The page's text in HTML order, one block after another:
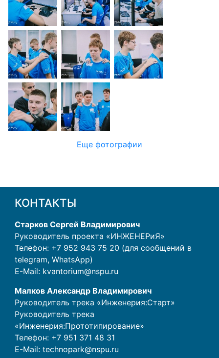
Еще фотографии
КОНТАКТЫ
Старков Сергей Владимирович
Руководитель проекта «ИНЖЕНЕРиЯ»
Телефон: +7 952 943 75 20 (для сообщений в
telegram, WhatsApp)
E-Mail: kvantorium@nspu.ru
Малков Александр Владимирович
Руководитель трека «Инженерия:Старт»
Руководитель трека
«Инженерия:Прототипирование»
Телефон: +7 951 371 48 31
E-Mail: technopark@nspu.ru